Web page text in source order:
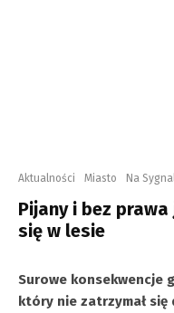
Aktualności Miasto Na
Pijany i bez
się w lesie
Surowe konsekwencje
który nie zatrzymał